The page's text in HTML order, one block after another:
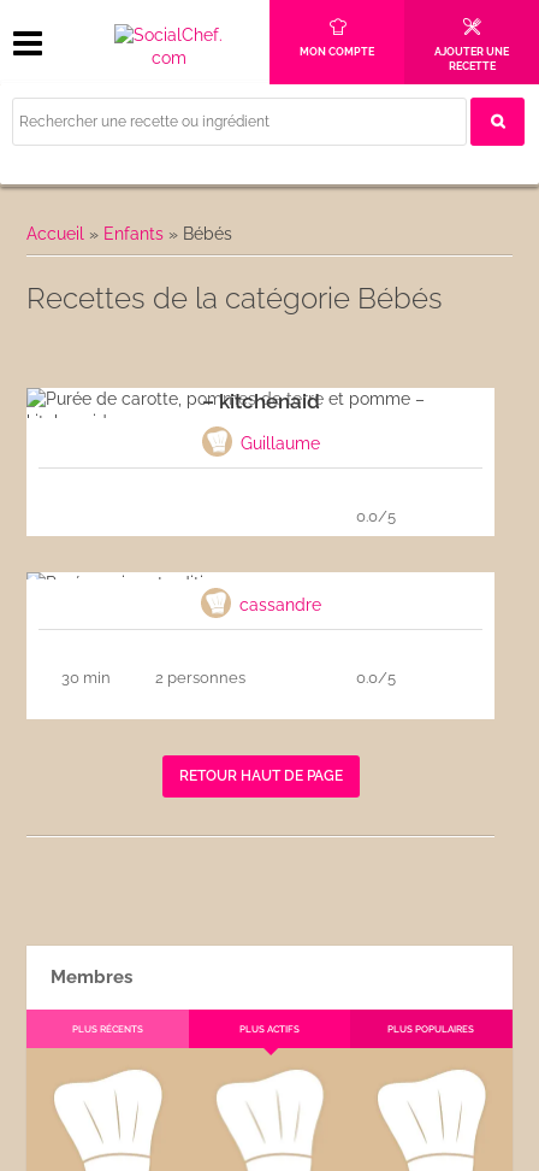
MON COMPTE
AJOUTER UNE
RECETTE
Accueil » Enfants » Bébés
Recettes de la catégorie Bébés
– kitchenaid
Guillaume
0.0/5
cassandre
30 min 2 personnes 0.0/5
RETOUR HAUT DE PAGE
Membres
PLUS RÉCENTS PLUS ACTIFS PLUS POPULAIRES